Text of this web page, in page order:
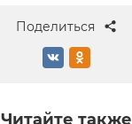
Поделиться
Читайте также